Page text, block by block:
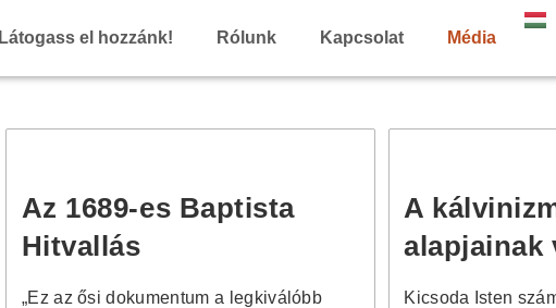
Látogass el hozzánk! Rólunk Kapcsolat Média
Az 1689-es Baptista
Hitvallás
„Ez az ősi dokumentum a legkiválóbb
A
alapjainak
Kicsoda Isten